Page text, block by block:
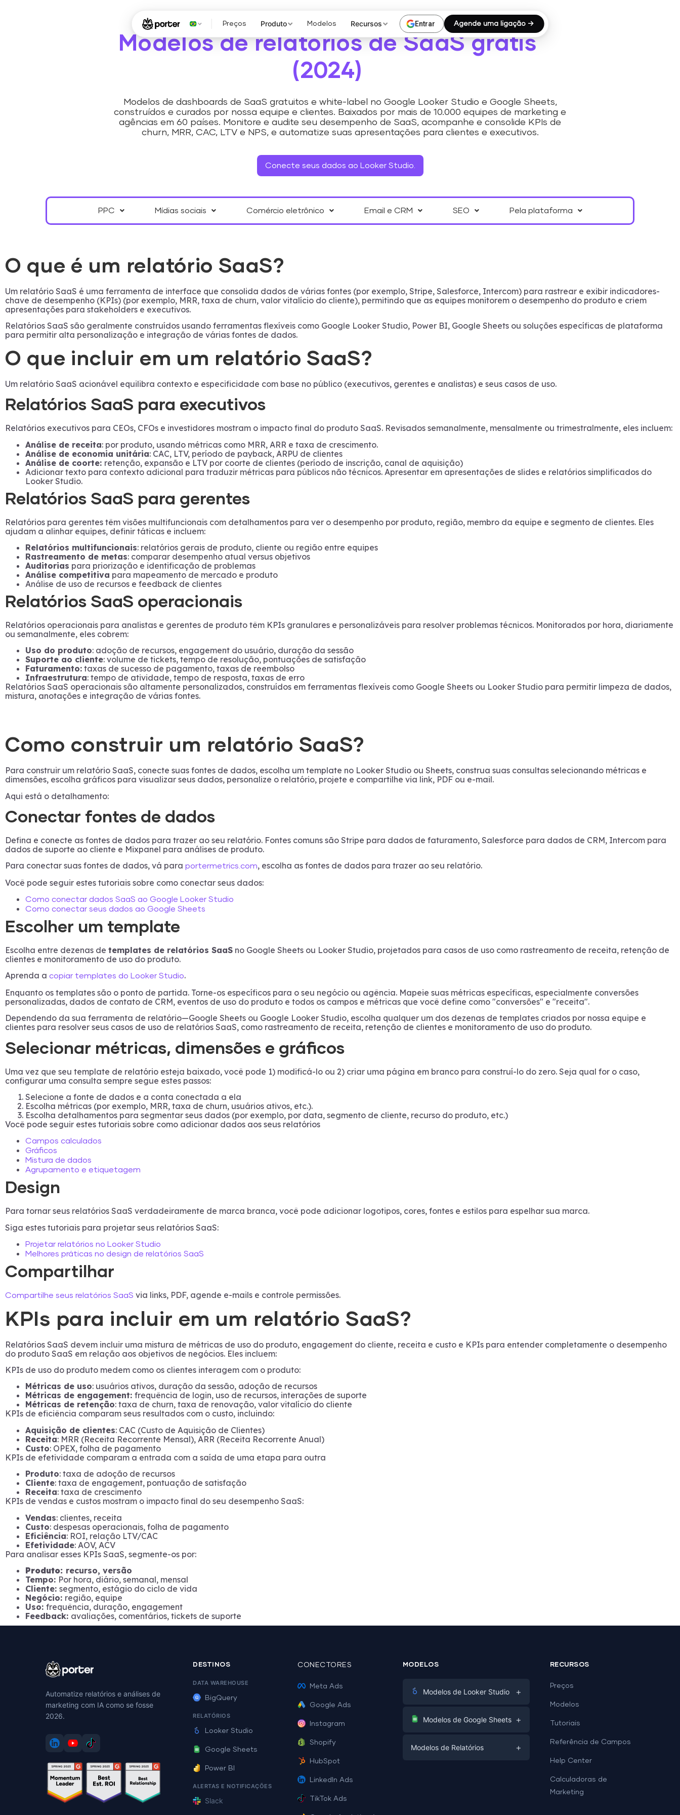
Preços Produto Modelos Recursos Entrar Agende uma ligação →
Modelos de relatórios de SaaS grátis
(2024)
Modelos de dashboards de SaaS gratuitos e white-label no Google Looker Studio e Google Sheets,
construídos e curados por nossa equipe e clientes. Baixados por mais de 10.000 equipes de marketing e
agências em 60 países. Monitore e audite seu desempenho de SaaS, acompanhe e consolide KPIs de
churn, MRR, CAC, LTV e NPS, e automatize suas apresentações para clientes e executivos.
Conecte seus dados ao Looker Studio.
PPC Mídias sociais Comércio eletrônico Email e CRM SEO Pela plataforma
O que é um relatório SaaS?
Um relatório SaaS é uma ferramenta de interface que consolida dados de várias fontes (por exemplo, Stripe, Salesforce, Intercom) para rastrear e exibir indicadores-
chave de desempenho (KPIs) (por exemplo, MRR, taxa de churn, valor vitalício do cliente), permitindo que as equipes monitorem o desempenho do produto e criem
apresentações para stakeholders e executivos.
Relatórios SaaS são geralmente construídos usando ferramentas flexíveis como Google Looker Studio, Power BI, Google Sheets ou soluções específicas de plataforma
para permitir alta personalização e integração de várias fontes de dados.
O que incluir em um relatório SaaS?
Um relatório SaaS acionável equilibra contexto e especificidade com base no público (executivos, gerentes e analistas) e seus casos de uso.
Relatórios SaaS para executivos
Relatórios executivos para CEOs, CFOs e investidores mostram o impacto final do produto SaaS. Revisados semanalmente, mensalmente ou trimestralmente, eles incluem:
Análise de receita: por produto, usando métricas como MRR, ARR e taxa de crescimento.
Análise de economia unitária: CAC, LTV, período de payback, ARPU de clientes
Análise de coorte: retenção, expansão e LTV por coorte de clientes (período de inscrição, canal de aquisição)
Adicionar texto para contexto adicional para traduzir métricas para públicos não técnicos. Apresentar em apresentações de slides e relatórios simplificados do
Looker Studio.
Relatórios SaaS para gerentes
Relatórios para gerentes têm visões multifuncionais com detalhamentos para ver o desempenho por produto, região, membro da equipe e segmento de clientes. Eles
ajudam a alinhar equipes, definir táticas e incluem:
Relatórios multifuncionais: relatórios gerais de produto, cliente ou região entre equipes
Rastreamento de metas: comparar desempenho atual versus objetivos
Auditorias para priorização e identificação de problemas
Análise competitiva para mapeamento de mercado e produto
Análise de uso de recursos e feedback de clientes
Relatórios SaaS operacionais
Relatórios operacionais para analistas e gerentes de produto têm KPIs granulares e personalizáveis para resolver problemas técnicos. Monitorados por hora, diariamente
ou semanalmente, eles cobrem:
Uso do produto: adoção de recursos, engagement do usuário, duração da sessão
Suporte ao cliente: volume de tickets, tempo de resolução, pontuações de satisfação
Faturamento: taxas de sucesso de pagamento, taxas de reembolso
Infraestrutura: tempo de atividade, tempo de resposta, taxas de erro
Relatórios SaaS operacionais são altamente personalizados, construídos em ferramentas flexíveis como Google Sheets ou Looker Studio para permitir limpeza de dados,
mistura, anotações e integração de várias fontes.
Como construir um relatório SaaS?
Para construir um relatório SaaS, conecte suas fontes de dados, escolha um template no Looker Studio ou Sheets, construa suas consultas selecionando métricas e
dimensões, escolha gráficos para visualizar seus dados, personalize o relatório, projete e compartilhe via link, PDF ou e-mail.
Aqui está o detalhamento:
Conectar fontes de dados
Defina e conecte as fontes de dados para trazer ao seu relatório. Fontes comuns são Stripe para dados de faturamento, Salesforce para dados de CRM, Intercom para
dados de suporte ao cliente e Mixpanel para análises de produto.
Para conectar suas fontes de dados, vá para portermetrics.com, escolha as fontes de dados para trazer ao seu relatório.
Você pode seguir estes tutoriais sobre como conectar seus dados:
Como conectar dados SaaS ao Google Looker Studio
Como conectar seus dados ao Google Sheets
Escolher um template
Escolha entre dezenas de templates de relatórios SaaS no Google Sheets ou Looker Studio, projetados para casos de uso como rastreamento de receita, retenção de
clientes e monitoramento de uso do produto.
Aprenda a copiar templates do Looker Studio.
Enquanto os templates são o ponto de partida. Torne-os específicos para o seu negócio ou agência. Mapeie suas métricas específicas, especialmente conversões
personalizadas, dados de contato de CRM, eventos de uso do produto e todos os campos e métricas que você define como "conversões" e "receita".
Dependendo da sua ferramenta de relatório—Google Sheets ou Google Looker Studio, escolha qualquer um dos dezenas de templates criados por nossa equipe e
clientes para resolver seus casos de uso de relatórios SaaS, como rastreamento de receita, retenção de clientes e monitoramento de uso do produto.
Selecionar métricas, dimensões e gráficos
Uma vez que seu template de relatório esteja baixado, você pode 1) modificá-lo ou 2) criar uma página em branco para construí-lo do zero. Seja qual for o caso,
configurar uma consulta sempre segue estes passos:
Selecione a fonte de dados e a conta conectada a ela
Escolha métricas (por exemplo, MRR, taxa de churn, usuários ativos, etc.).
Escolha detalhamentos para segmentar seus dados (por exemplo, por data, segmento de cliente, recurso do produto, etc.)
Você pode seguir estes tutoriais sobre como adicionar dados aos seus relatórios
Campos calculados
Gráficos
Mistura de dados
Agrupamento e etiquetagem
Design
Para tornar seus relatórios SaaS verdadeiramente de marca branca, você pode adicionar logotipos, cores, fontes e estilos para espelhar sua marca.
Siga estes tutoriais para projetar seus relatórios SaaS:
Projetar relatórios no Looker Studio
Melhores práticas no design de relatórios SaaS
Compartilhar
Compartilhe seus relatórios SaaS via links, PDF, agende e-mails e controle permissões.
KPIs para incluir em um relatório SaaS?
Relatórios SaaS devem incluir uma mistura de métricas de uso do produto, engagement do cliente, receita e custo e KPIs para entender completamente o desempenho
do produto SaaS em relação aos objetivos de negócios. Eles incluem:
KPIs de uso do produto medem como os clientes interagem com o produto:
Métricas de uso: usuários ativos, duração da sessão, adoção de recursos
Métricas de engagement: frequência de login, uso de recursos, interações de suporte
Métricas de retenção: taxa de churn, taxa de renovação, valor vitalício do cliente
KPIs de eficiência comparam seus resultados com o custo, incluindo:
Aquisição de clientes: CAC (Custo de Aquisição de Clientes)
Receita: MRR (Receita Recorrente Mensal), ARR (Receita Recorrente Anual)
Custo: OPEX, folha de pagamento
KPIs de efetividade comparam a entrada com a saída de uma etapa para outra
Produto: taxa de adoção de recursos
Cliente: taxa de engagement, pontuação de satisfação
Receita: taxa de crescimento
KPIs de vendas e custos mostram o impacto final do seu desempenho SaaS:
Vendas: clientes, receita
Custo: despesas operacionais, folha de pagamento
Eficiência: ROI, relação LTV/CAC
Efetividade: AOV, ACV
Para analisar esses KPIs SaaS, segmente-os por:
Produto: recurso, versão
Tempo: Por hora, diário, semanal, mensal
Cliente: segmento, estágio do ciclo de vida
Negócio: região, equipe
Uso: frequência, duração, engagement
Feedback: avaliações, comentários, tickets de suporte
Automatize relatórios e análises de
marketing com IA como se fosse
2026.
DESTINOS
DATA WAREHOUSE
BigQuery
RELATÓRIOS
Looker Studio
Google Sheets
Power BI
ALERTAS E NOTIFICAÇÕES
Slack
CONECTORES
Meta Ads
Google Ads
Instagram
Shopify
HubSpot
LinkedIn Ads
TikTok Ads
MODELOS
Modelos de Looker Studio +
Marketing Digital
PPC
Modelos de Google Sheets +
Modelos de Relatórios +
RECURSOS
Preços
Modelos
Tutoriais
Referência de Campos
Help Center
Calculadoras de
Marketing